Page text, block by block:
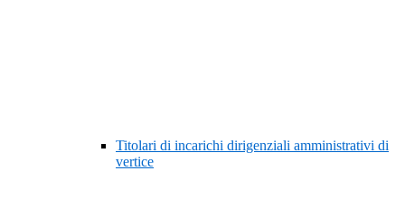
Titolari di incarichi dirigenziali amministrativi di
vertice